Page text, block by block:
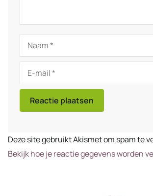
Naam
mail
Deze site gebruikt Akismet om spam te
Bekijk hoe je reactie gegevens worden